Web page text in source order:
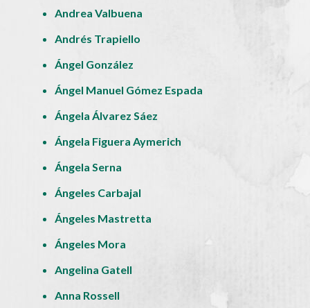
Andrea Valbuena
Andrés Trapiello
Ángel González
Ángel Manuel Gómez Espada
Ángela Álvarez Sáez
Ángela Figuera Aymerich
Ángela Serna
Ángeles Carbajal
Ángeles Mastretta
Ángeles Mora
Angelina Gatell
Anna Rossell